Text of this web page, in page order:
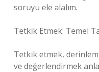
soruyu ele alalım.
Tetkik Etmek: Temel
Tetkik etmek,
ve değerlendirmek